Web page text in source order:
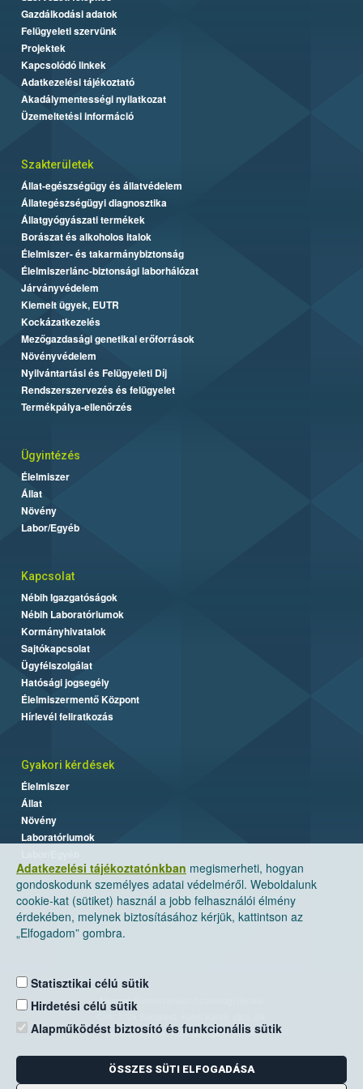
Adatkezelési tájékoztatónkban megismerheti, hogyan
gondoskodunk személyes adatai védelméről. Weboldalunk
cookie-kat (sütiket) használ a jobb felhasználói élmény
érdekében, melynek biztosításához kérjük, kattintson az
„Elfogadom” gombra.
Statisztikai célú sütik
Hirdetési célú sütik
Alapműködést biztosító és funkcionális sütik
ÖSSZES SÜTI ELFOGADÁSA
Gazdálkodási adatok
Felügyeleti szervünk
Projektek
Kapcsolódó linkek
Adatkezelési tájékoztató
Akadálymentességi nyilatkozat
Üzemeltetési információ
Szakterületek
Állat-egészségügy és állatvédelem
Állategészségügyi diagnosztika
Állatgyógyászati termékek
Borászat és alkoholos italok
Élelmiszer- és takarmánybiztonság
Élelmiszerlánc-biztonsági laborhálózat
Járványvédelem
Kiemelt ügyek, EUTR
Kockázatkezelés
Mezőgazdasági genetikai erőforrások
Növényvédelem
Nyilvántartási és Felügyeleti Díj
Rendszerszervezés és felügyelet
Termékpálya-ellenőrzés
Ügyintézés
Élelmiszer
Állat
Növény
Labor/Egyéb
Kapcsolat
Nébih Igazgatóságok
Nébih Laboratóriumok
Kormányhivatalok
Sajtókapcsolat
Ügyfélszolgálat
Hatósági jogsegély
Élelmiszermentő Központ
Hírlevél feliratkozás
Gyakori kérdések
Élelmiszer
Állat
Növény
Laboratóriumok
Nemzeti Élelmiszerlánc-biztonsági Hivatal
Levelezési cím: 1525 Budapest. Pf. 30.
E-mail:ugyfelszolgalat@nebih.gov.hu